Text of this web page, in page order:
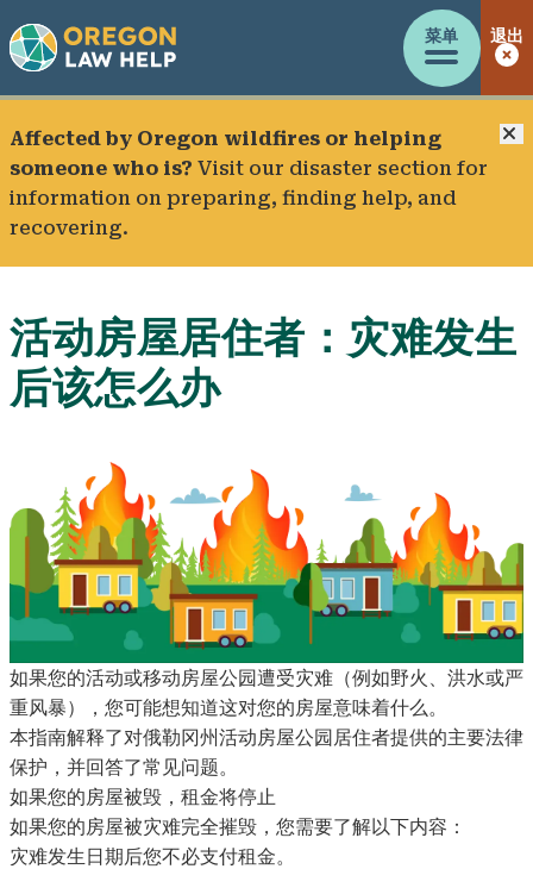
菜单 退出
Affected by Oregon wildfires or helping
someone who is? Visit our disaster section for
information on preparing, finding help, and
recovering.
活动房屋居住者：灾难发生
后该怎么办
如果您的活动或移动房屋公园遭受灾难（例如野火、洪水或严
重风暴），您可能想知道这对您的房屋意味着什么。
本指南解释了对俄勒冈州活动房屋公园居住者提供的主要法律
保护，并回答了常见问题。
如果您的房屋被毁，租金将停止
如果您的房屋被灾难完全摧毁，您需要了解以下内容：
灾难发生日期后您不必支付租金。